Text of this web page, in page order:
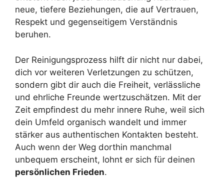
neue, tiefere Beziehungen, die auf Vertrauen,
Respekt und gegenseitigem Verständnis
beruhen.
Der Reinigungsprozess hilft dir nicht nur dabei,
dich vor weiteren Verletzungen zu schützen,
sondern gibt dir auch die Freiheit, verlässliche
und ehrliche Freunde wertzuschätzen. Mit der
Zeit empfindest du mehr innere Ruhe, weil sich
dein Umfeld organisch wandelt und immer
stärker aus authentischen Kontakten besteht.
Auch wenn der Weg dorthin manchmal
unbequem erscheint, lohnt er sich für deinen
persönlichen Frieden.